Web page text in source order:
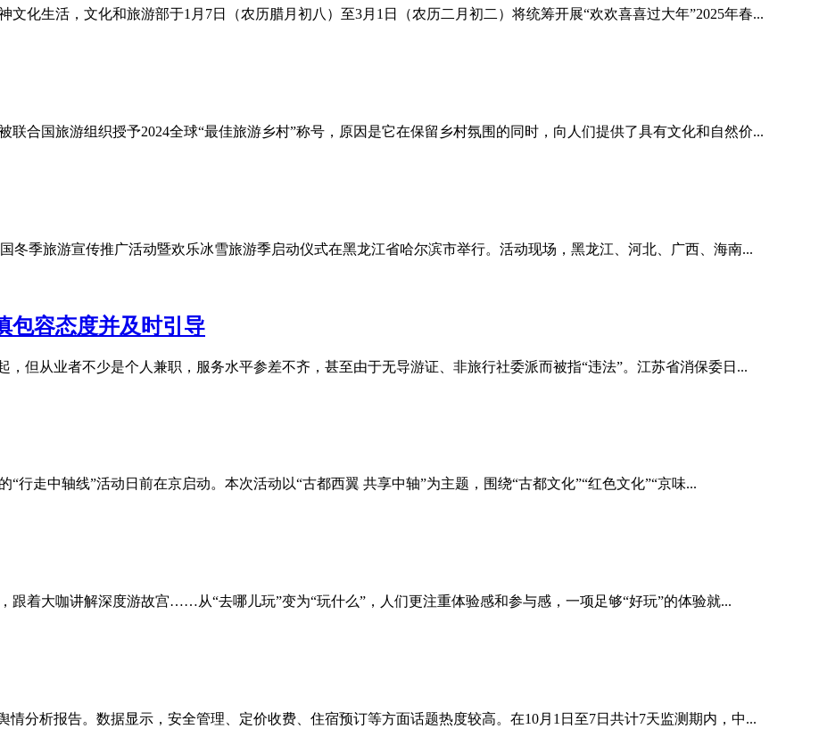
化生活，文化和旅游部于1月7日（农历腊月初八）至3月1日（农历二月初二）将统筹开展“欢欢喜喜过大年”2025年春...
合国旅游组织授予2024全球“最佳旅游乡村”称号，原因是它在保留乡村氛围的同时，向人们提供了具有文化和自然价...
冬季旅游宣传推广活动暨欢乐冰雪旅游季启动仪式在黑龙江省哈尔滨市举行。活动现场，黑龙江、河北、广西、海南...
包容态度并及时引导
但从业者不少是个人兼职，服务水平参差不齐，甚至由于无导游证、非旅行社委派而被指“违法”。江苏省消保委日...
行走中轴线”活动日前在京启动。本次活动以“古都西翼 共享中轴”为主题，围绕“古都文化”“红色文化”“京味...
跟着大咖讲解深度游故宫……从“去哪儿玩”变为“玩什么”，人们更注重体验感和参与感，一项足够“好玩”的体验就...
情分析报告。数据显示，安全管理、定价收费、住宿预订等方面话题热度较高。在10月1日至7日共计7天监测期内，中...